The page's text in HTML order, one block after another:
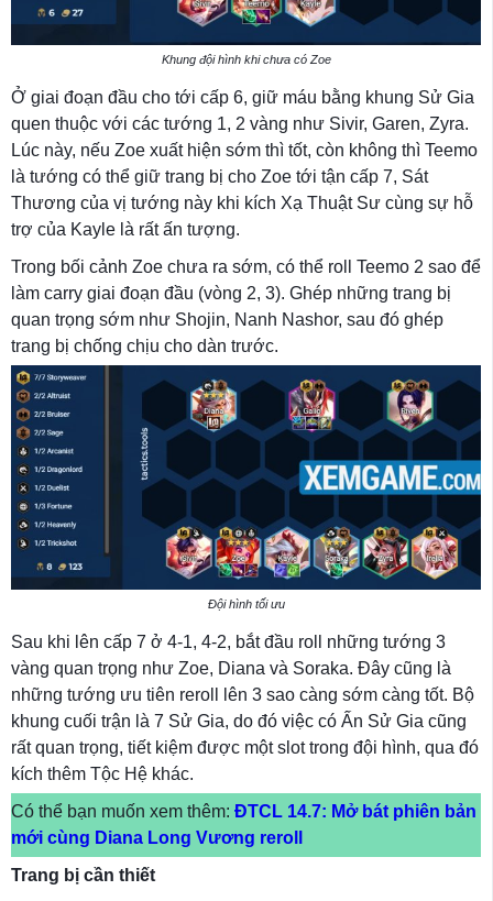
Khung đội hình khi chưa có Zoe
Ở giai đoạn đầu cho tới cấp 6, giữ máu bằng khung Sử Gia
quen thuộc với các tướng 1, 2 vàng như Sivir, Garen, Zyra.
Lúc này, nếu Zoe xuất hiện sớm thì tốt, còn không thì Teemo
là tướng có thể giữ trang bị cho Zoe tới tận cấp 7, Sát
Thương của vị tướng này khi kích Xạ Thuật Sư cùng sự hỗ
trợ của Kayle là rất ấn tượng.
Trong bối cảnh Zoe chưa ra sớm, có thể roll Teemo 2 sao để
làm carry giai đoạn đầu (vòng 2, 3). Ghép những trang bị
quan trọng sớm như Shojin, Nanh Nashor, sau đó ghép
trang bị chống chịu cho dàn trước.
Đội hình tối ưu
Sau khi lên cấp 7 ở 4-1, 4-2, bắt đầu roll những tướng 3
vàng quan trọng như Zoe, Diana và Soraka. Đây cũng là
những tướng ưu tiên reroll lên 3 sao càng sớm càng tốt. Bộ
khung cuối trận là 7 Sử Gia, do đó việc có Ấn Sử Gia cũng
rất quan trọng, tiết kiệm được một slot trong đội hình, qua đó
kích thêm Tộc Hệ khác.
Có thể bạn muốn xem thêm: ĐTCL 14.7: Mở bát phiên bản
mới cùng Diana Long Vương reroll
Trang bị cần thiết